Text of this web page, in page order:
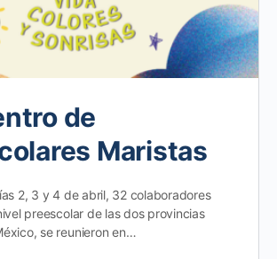
de
Maristas
2, 3 y 4 de abril, 32 colaboradores
preescolar de las dos provincias
se reunieron en…